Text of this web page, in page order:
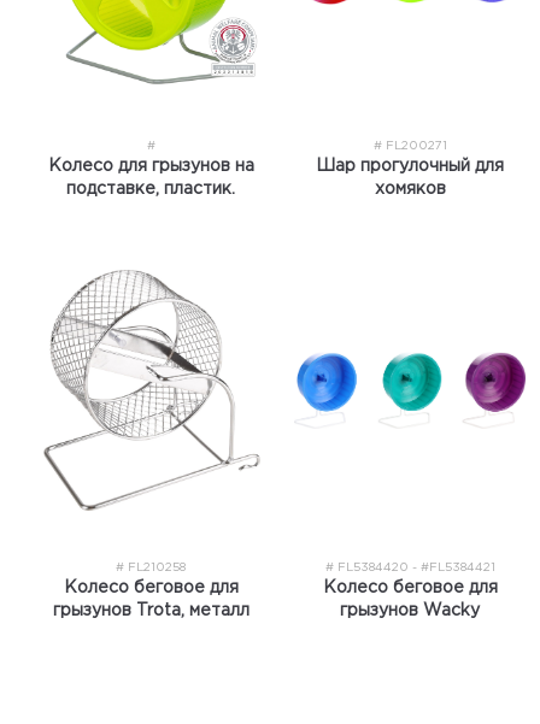
#
Колесо для грызунов на
подставке, пластик.
# FL200271
Шар прогулочный для
хомяков
# FL210258
Колесо беговое для
грызунов Trota, металл
# FL5384420 - #FL5384421
Колесо беговое для
грызунов Wacky